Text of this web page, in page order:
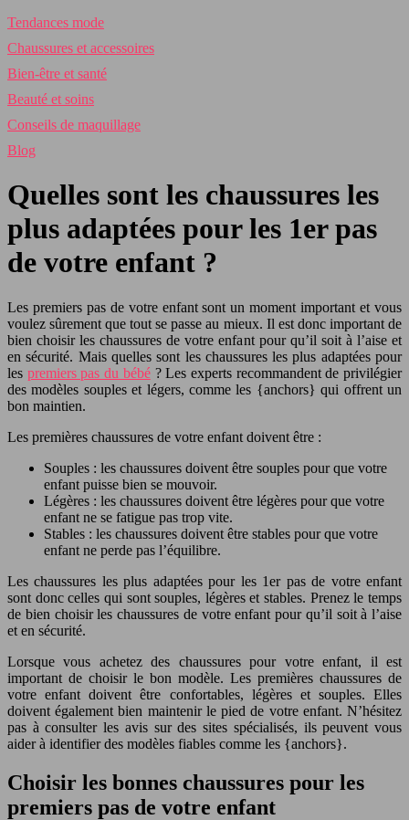
Tendances mode
Chaussures et accessoires
Bien-être et santé
Beauté et soins
Conseils de maquillage
Blog
Quelles sont les chaussures les
plus adaptées pour les 1er pas
de votre enfant ?
Les premiers pas de votre enfant sont un moment important et vous
voulez sûrement que tout se passe au mieux. Il est donc important de
bien choisir les chaussures de votre enfant pour qu’il soit à l’aise et
en sécurité. Mais quelles sont les chaussures les plus adaptées pour
les premiers pas du bébé? Les experts recommandent de privilégier
des modèles souples et légers, comme les {anchors} qui offrent un
bon maintien.
Les premières chaussures de votre enfant doivent être :
Souples : les chaussures doivent être souples pour que votre
enfant puisse bien se mouvoir.
Légères : les chaussures doivent être légères pour que votre
enfant ne se fatigue pas trop vite.
Stables : les chaussures doivent être stables pour que votre
enfant ne perde pas l’équilibre.
Les chaussures les plus adaptées pour les 1er pas de votre enfant
sont donc celles qui sont souples, légères et stables. Prenez le temps
de bien choisir les chaussures de votre enfant pour qu’il soit à l’aise
et en sécurité.
Lorsque vous achetez des chaussures pour votre enfant, il est
important de choisir le bon modèle. Les premières chaussures de
votre enfant doivent être confortables, légères et souples. Elles
doivent également bien maintenir le pied de votre enfant. N’hésitez
pas à consulter les avis sur des sites spécialisés, ils peuvent vous
aider à identifier des modèles fiables comme les {anchors}.
Choisir les bonnes chaussures pour les
premiers pas de votre enfant